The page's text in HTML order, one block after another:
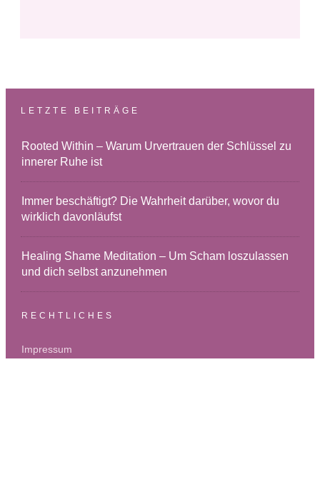
LETZTE BEITRÄGE
Rooted Within – Warum Urvertrauen der Schlüssel zu
innerer Ruhe ist
Immer beschäftigt? Die Wahrheit darüber, wovor du
wirklich davonläufst
Healing Shame Meditation – Um Scham loszulassen
und dich selbst anzunehmen
RECHTLICHES
Impressum